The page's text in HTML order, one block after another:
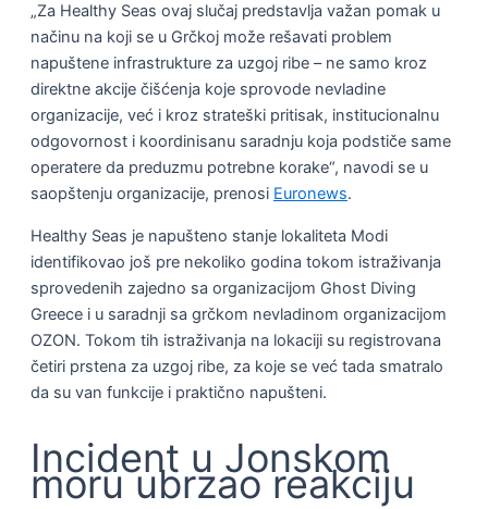
„Za Healthy Seas ovaj slučaj predstavlja važan pomak u
načinu na koji se u Grčkoj može rešavati problem
napuštene infrastrukture za uzgoj ribe – ne samo kroz
direktne akcije čišćenja koje sprovode nevladine
organizacije, već i kroz strateški pritisak, institucionalnu
odgovornost i koordinisanu saradnju koja podstiče same
operatere da preduzmu potrebne korake“, navodi se u
saopštenju organizacije, prenosi Euronews.
Healthy Seas je napušteno stanje lokaliteta Modi
identifikovao još pre nekoliko godina tokom istraživanja
sprovedenih zajedno sa organizacijom Ghost Diving
Greece i u saradnji sa grčkom nevladinom organizacijom
OZON. Tokom tih istraživanja na lokaciji su registrovana
četiri prstena za uzgoj ribe, za koje se već tada smatralo
da su van funkcije i praktično napušteni.
Incident u Jonskom
moru ubrzao reakciju